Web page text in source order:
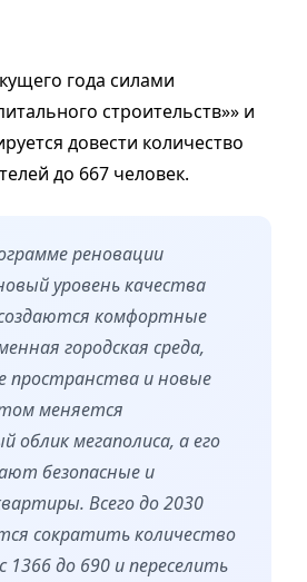
года силами
строительств»» и
довести количество
до 667 человек.
реновации
уровень качества
комфортные
городская среда,
пространства и новые
меняется
облик мегаполиса, а его
безопасные и
Всего до 2030
сократить количество
1366 до 690 и переселить